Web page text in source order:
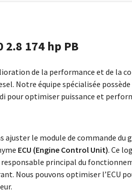
174 hp PB
de la performance et de la
Notre équipe spécialisée possède
pour optimiser puissance et
ajuster le module de commande du
ECU (Engine Control Unit). Ce
principal du
Nous pouvons optimiser l’ECU